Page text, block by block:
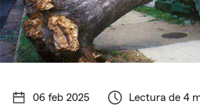
06 feb 2025 Lectura de 4